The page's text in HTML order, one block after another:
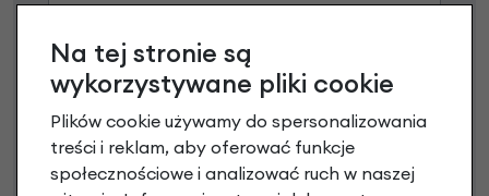
Na tej stronie są
wykorzystywane pliki cookie
Plików cookie używamy do spersonalizowania
treści i reklam, aby oferować funkcje
społecznościowe i analizować ruch w naszej